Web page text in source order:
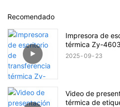
Recomendado
Impresora de
térmica Zy-4603
2025 09 23
Video de
térmica de